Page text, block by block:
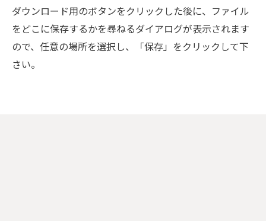
ダウンロード用のボタンをクリックした後に、ファイル
をどこに保存するかを尋ねるダイアログが表示されます
ので、任意の場所を選択し、「保存」をクリックして下
さい。